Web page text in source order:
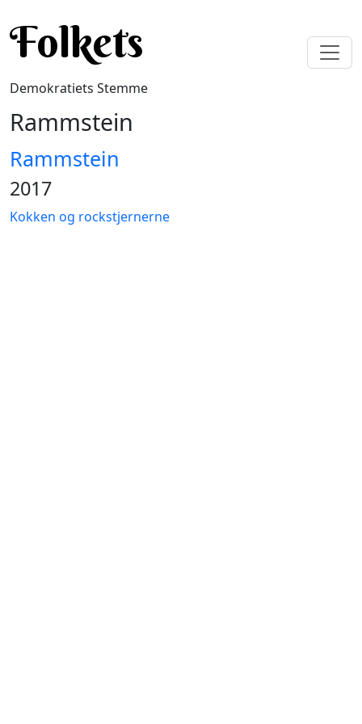
Folkets
Demokratiets Stemme
Rammstein
Rammstein
2017
Kokken og rockstjernerne